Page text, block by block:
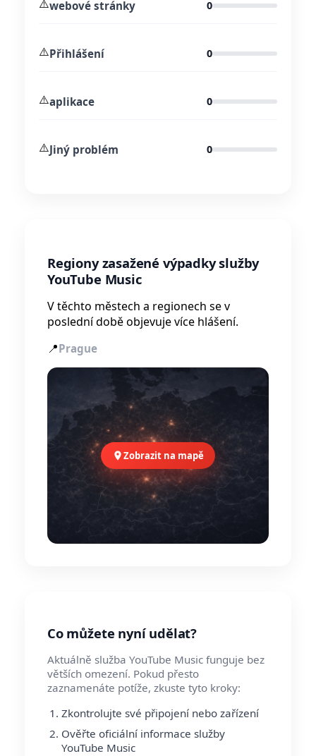
⚠️webové stránky 0
⚠️Přihlášení 0
⚠️aplikace 0
⚠️Jiný problém 0
Regiony zasažené výpadky služby
YouTube Music
V těchto městech a regionech se v
poslední době objevuje více hlášení.
📍Prague
Zobrazit na mapě
Co můžete nyní udělat?
Aktuálně služba YouTube Music funguje bez
větších omezení. Pokud přesto
zaznamenáte potíže, zkuste tyto kroky:
Zkontrolujte své připojení nebo zařízení
Ověřte oficiální informace služby
YouTube Music